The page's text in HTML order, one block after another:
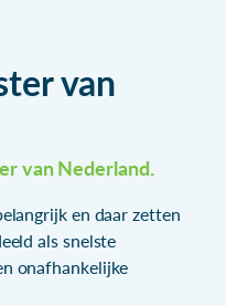
van
van Nederland.
en daar zetten
als snelste
onafhankelijke